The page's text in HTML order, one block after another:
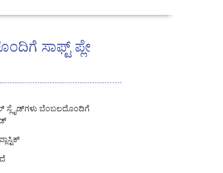
ಸಾಫ್ಟ್ ಪ್ಲೇ
ಸ್ಲೈಡ್‌ಗಳು ಬೆಂಬಲದೊಂದಿಗೆ